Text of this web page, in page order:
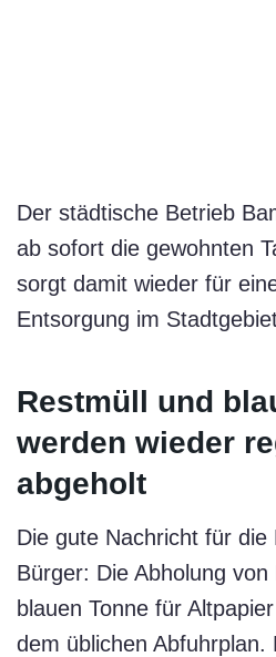
Der städtische Betrieb
ab sofort die gewohnten
sorgt damit wieder für
Entsorgung im
Restmüll und
werden wieder
abgeholt
Die gute Nachricht für die
Bürger: Die Abholung
blauen Tonne für
dem üblichen Abfuhrplan.